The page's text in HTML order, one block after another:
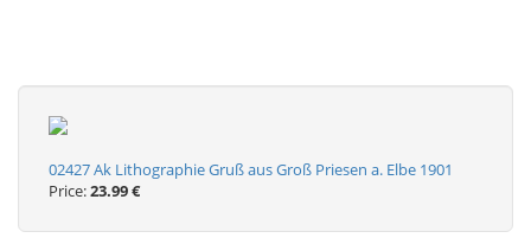
02427 Ak Lithographie Gruß aus Groß Priesen a. Elbe 1901
Price:23.99 €